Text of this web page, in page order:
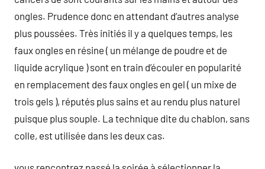
ongles. Prudence donc en attendant d’autres analyse
plus poussées. Très initiés il y a quelques temps, les
faux ongles en résine ( un mélange de poudre et de
liquide acrylique ) sont en train d’écouler en popularité
en remplacement des faux ongles en gel ( un mixe de
trois gels ), réputés plus sains et au rendu plus naturel
puisque plus souple. La technique dite du chablon, sans
colle, est utilisée dans les deux cas.